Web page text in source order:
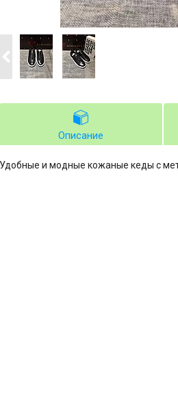
Описание
Удобные и модные кожаные кеды с